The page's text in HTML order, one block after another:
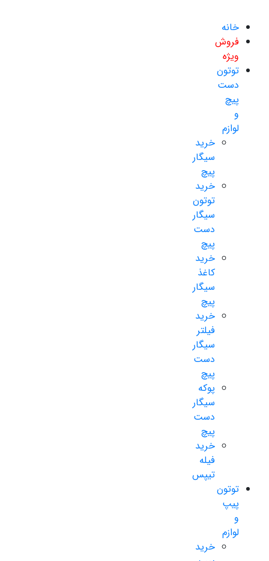
خانه
فروش
ویژه
توتون
دست
پیچ
و
لوازم
خرید
سیگار
پیچ
خرید
توتون
سیگار
دست
پیچ
خرید
کاغذ
سیگار
پیچ
خرید
فیلتر
سیگار
دست
پیچ
پوکه
سیگار
دست
پیچ
خرید
فیله
تیپس
توتون
پیپ
و
لوازم
خرید